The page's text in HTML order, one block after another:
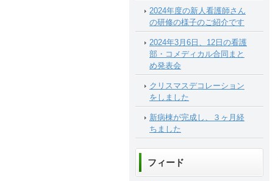
2024年度の新人看護師さん
の研修の様子のご紹介です
2024年3月6日、12日の看護
部・コメディカル合同まと
め発表会
クリスマスデコレーション
をしました
新病棟が完成し、３ヶ月経
ちました
フィード